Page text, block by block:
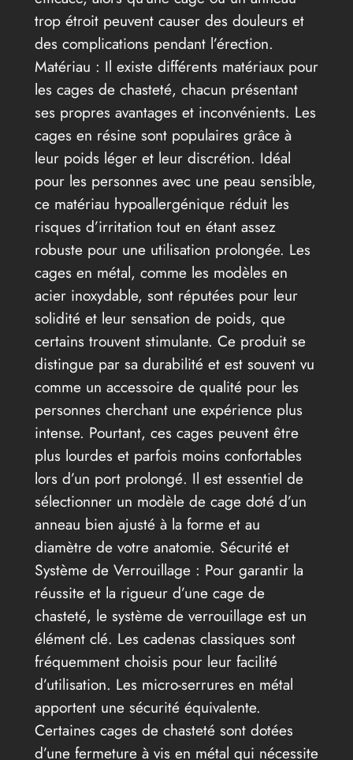
trop étroit peuvent causer des douleurs et
des complications pendant l’érection.
Matériau : Il existe différents matériaux pour
les cages de chasteté, chacun présentant
ses propres avantages et inconvénients. Les
cages en résine sont populaires grâce à
leur poids léger et leur discrétion. Idéal
pour les personnes avec une peau sensible,
ce matériau hypoallergénique réduit les
risques d’irritation tout en étant assez
robuste pour une utilisation prolongée. Les
cages en métal, comme les modèles en
acier inoxydable, sont réputées pour leur
solidité et leur sensation de poids, que
certains trouvent stimulante. Ce produit se
distingue par sa durabilité et est souvent vu
comme un accessoire de qualité pour les
personnes cherchant une expérience plus
intense. Pourtant, ces cages peuvent être
plus lourdes et parfois moins confortables
lors d’un port prolongé. Il est essentiel de
sélectionner un modèle de cage doté d’un
anneau bien ajusté à la forme et au
diamètre de votre anatomie. Sécurité et
Système de Verrouillage : Pour garantir la
réussite et la rigueur d’une cage de
chasteté, le système de verrouillage est un
élément clé. Les cadenas classiques sont
fréquemment choisis pour leur facilité
d’utilisation. Les micro-serrures en métal
apportent une sécurité équivalente.
Certaines cages de chasteté sont dotées
d’une fermeture à vis en métal qui nécessite